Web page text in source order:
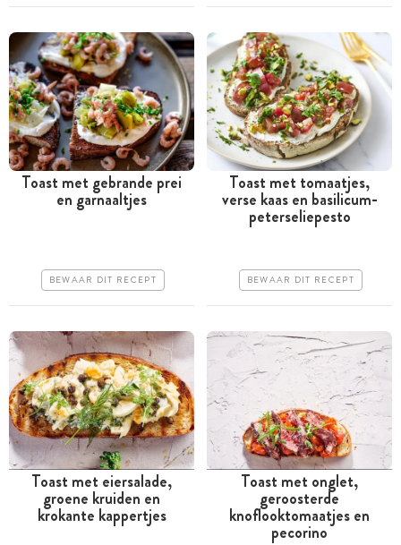
Tussen 30 minuten en 1
Toast met gebrande prei
en garnaaltjes
BEWAAR DIT RECEPT
Minder dan 30 minuten
Erg makkelijk
Toast met tomaatjes,
verse kaas en basilicum-
peterseliepesto
BEWAAR DIT RECEPT
Minder dan 30 minuten
Toast met eiersalade,
groene kruiden en
krokante kappertjes
Tussen 30 minuten en 1
uur
Toast met onglet,
geroosterde
knoflooktomaatjes en
pecorino